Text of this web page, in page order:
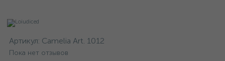
Артикул: Camelia Art. 1012
Пока нет отзывов